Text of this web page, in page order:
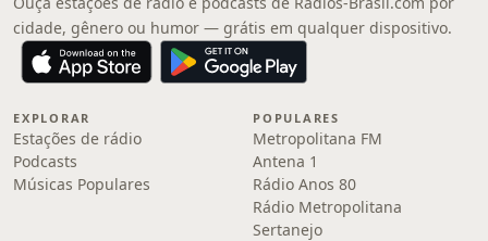
cidade, gênero ou humor — grátis em qualquer dispositivo.
EXPLORAR
Estações de rádio
Podcasts
Músicas Populares
POPULARES
Metropolitana FM
Antena 1
Rádio Anos 80
Rádio Metropolitana
Sertanejo